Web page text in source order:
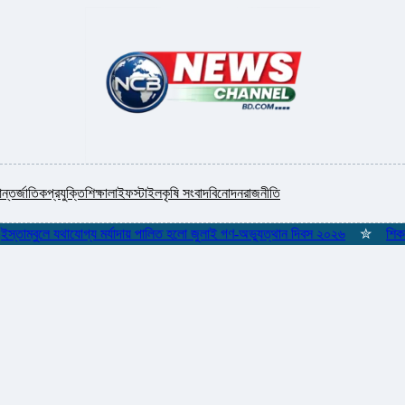
প্রযুক্তিশিক্ষালাইফস্টাইলকৃষি সংবাদবিনোদনরাজনীতি
যথাযোগ্য মর্যাদায় পালিত হলো জুলাই গণ-অভ্যুত্থান দিবস ২০২৬ ✮ শিকলমুক্ত